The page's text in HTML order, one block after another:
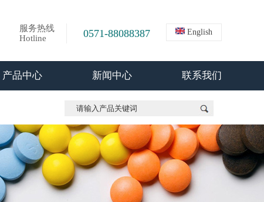
English
服务热线
Hotline
0571-88088387
产品中心 新闻中心 联系我们